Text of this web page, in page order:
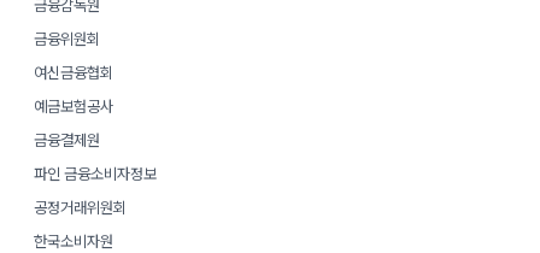
금융감독원
금융위원회
여신금융협회
예금보험공사
금융결제원
파인 금융소비자정보
공정거래위원회
한국소비자원